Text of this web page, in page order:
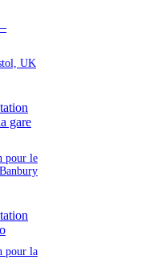
UK
pour le
pour la